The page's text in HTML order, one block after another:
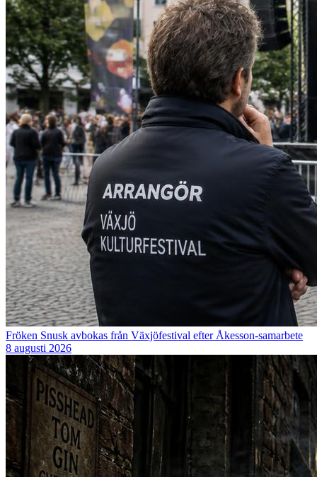
Fröken Snusk avbokas från Växjöfestival efter Åkesson-samarbete
8 augusti 2026